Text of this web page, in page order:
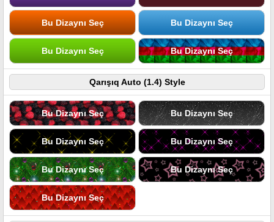
Bu Dizaynı Seç Bu Dizaynı Seç
Bu Dizaynı Seç Bu Dizaynı Seç
Qarışıq Auto (1.4) Style
Bu Dizaynı Seç Bu Dizaynı Seç
Bu Dizaynı Seç Bu Dizaynı Seç
Bu Dizaynı Seç Bu Dizaynı Seç
Bu Dizaynı Seç